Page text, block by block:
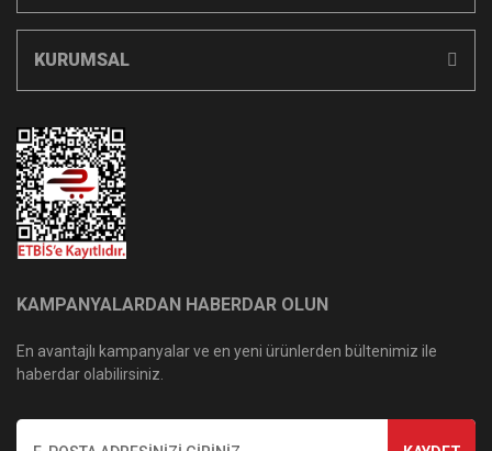
KURUMSAL
KAMPANYALARDAN HABERDAR OLUN
En avantajlı kampanyalar ve en yeni ürünlerden bültenimiz ile
haberdar olabilirsiniz.